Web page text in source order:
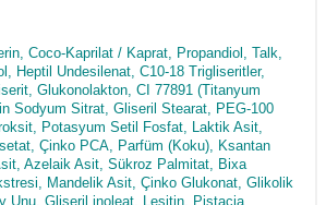
Coco-Kaprilat / Kaprat, Propandiol, Talk,
Heptil Undesilenat, C10-18 Trigliseritler,
Glukonolakton, CI 77891 (Titanyum
Sodyum Sitrat, Gliseril Stearat, PEG-100
Potasyum Setil Fosfat, Laktik Asit,
Çinko PCA, Parfüm (Koku), Ksantan
Azelaik Asit, Sükroz Palmitat, Bixa
Mandelik Asit, Çinko Glukonat, Glikolik
Unu, Gliseril inoleat, Lesitin, Pistacia